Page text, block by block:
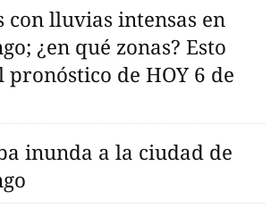
con lluvias intensas en
¿en qué zonas? Esto
pronóstico de HOY 6 de
inunda a la ciudad de